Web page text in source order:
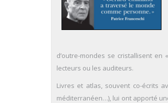
d’outre-mondes se cristallisent
lecteurs ou les auditeurs.
Livres et atlas, souvent co-écrits
méditerranéen…), lui ont apporté